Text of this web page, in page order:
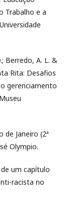
Trabalho e a
Berredo, A. L. &
Rita: Desafios
gerenciamento
de Janeiro (2ª
Olympio.
um capítulo
racista no